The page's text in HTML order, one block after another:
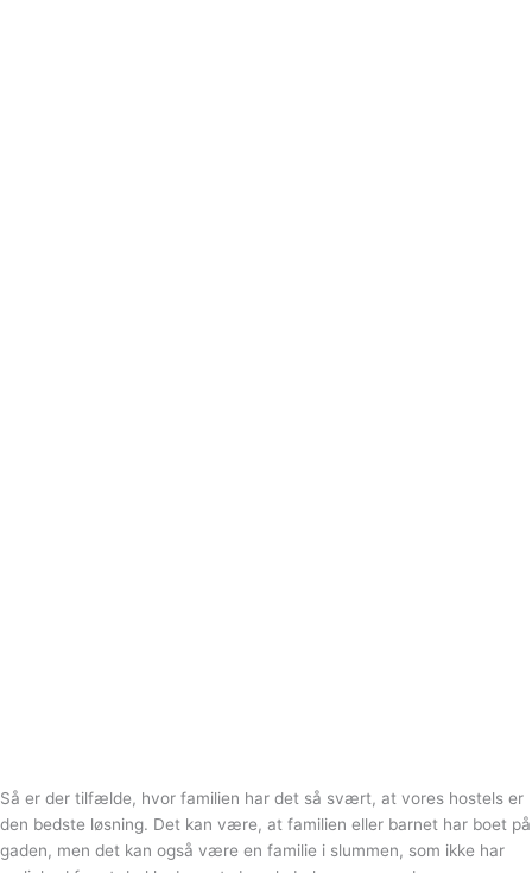
Så er der tilfælde, hvor familien har det så svært, at vores hostels er
den bedste løsning. Det kan være, at familien eller barnet har boet på
gaden, men det kan også være en familie i slummen, som ikke har